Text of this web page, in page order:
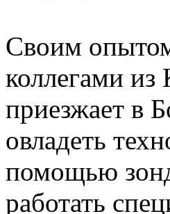
Своим
коллега­ми
приезжает в
ов­ладеть
помощью
работать